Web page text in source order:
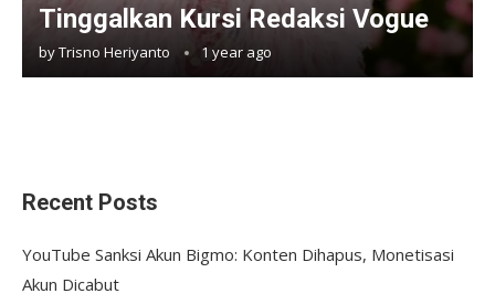
Tinggalkan Kursi Redaksi Vogue
byTrisno Heriyanto 1 year ago
Recent Posts
YouTube Sanksi Akun Bigmo: Konten Dihapus, Monetisasi
Akun Dicabut